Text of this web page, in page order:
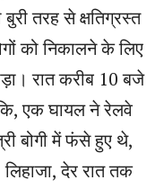
तरह से क्षतिग्रस्त
को निकालने के लिए
रात करीब 10 बजे
एक घायल ने रेलवे
बोगी में फंसे हुए थे,
देर रात तक